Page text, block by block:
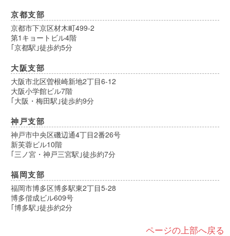
京都支部
京都市下京区材木町499-2
第1キョートビル4階
｢京都駅｣徒歩約5分
大阪支部
大阪市北区曽根崎新地2丁目6-12
大阪小学館ビル7階
｢大阪・梅田駅｣徒歩約9分
神戸支部
神戸市中央区磯辺通4丁目2番26号
新芙蓉ビル10階
｢三ノ宮・神戸三宮駅｣徒歩約7分
福岡支部
福岡市博多区博多駅東2丁目5-28
博多偕成ビル609号
｢博多駅｣徒歩約2分
ページの上部へ戻る